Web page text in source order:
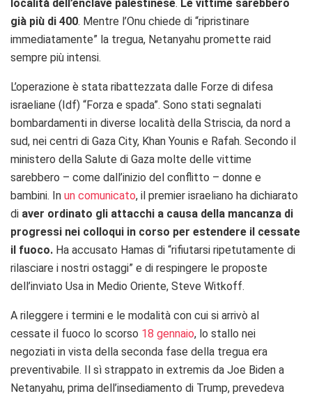
località dell’enclave palestinese. Le vittime sarebbero
già più di 400. Mentre l’Onu chiede di “ripristinare
immediatamente” la tregua, Netanyahu promette raid
sempre più intensi.
L’operazione è stata ribattezzata dalle Forze di difesa
israeliane (Idf) “Forza e spada”. Sono stati segnalati
bombardamenti in diverse località della Striscia, da nord a
sud, nei centri di Gaza City, Khan Younis e Rafah. Secondo il
ministero della Salute di Gaza molte delle vittime
sarebbero – come dall’inizio del conflitto – donne e
bambini. In un comunicato, il premier israeliano ha dichiarato
di aver ordinato gli attacchi a causa della mancanza di
progressi nei colloqui in corso per estendere il cessate
il fuoco. Ha accusato Hamas di “rifiutarsi ripetutamente di
rilasciare i nostri ostaggi” e di respingere le proposte
dell’inviato Usa in Medio Oriente, Steve Witkoff.
A rileggere i termini e le modalità con cui si arrivò al
cessate il fuoco lo scorso 18 gennaio, lo stallo nei
negoziati in vista della seconda fase della tregua era
preventivabile. Il sì strappato in extremis da Joe Biden a
Netanyahu, prima dell’insediamento di Trump, prevedeva